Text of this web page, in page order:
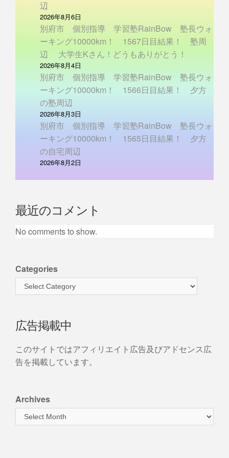
辺
2026年8月6日
別府市 個別指導 学習塾RainBow 塾長ウォ
ーキング10000km！ 1567日目結果！ 塾周
辺 大学生Kさん！どうもありがとう！
2026年8月4日
別府市 個別指導 学習塾RainBow 塾長ウォ
ーキング10000km！ 1566日目結果！ 夕方
の塾周辺
2026年8月3日
別府市 個別指導 学習塾RainBow 塾長ウォ
ーキング10000km！ 1565日目結果！ 夕方
の自宅周辺
2026年8月2日
最近のコメント
No comments to show.
Categories
広告掲載中
このサイトではアフィリエイト広告及びアドセンス広
告を掲載しています。
Archives